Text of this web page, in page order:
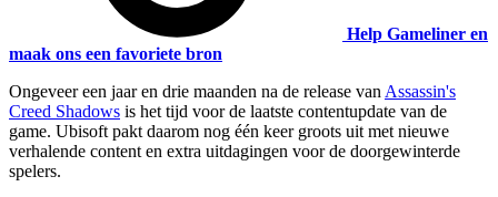
Help Gameliner en
maak ons een favoriete bron
Ongeveer een jaar en drie maanden na de release van Assassin's
Creed Shadows is het tijd voor de laatste contentupdate van de
game. Ubisoft pakt daarom nog één keer groots uit met nieuwe
verhalende content en extra uitdagingen voor de doorgewinterde
spelers.